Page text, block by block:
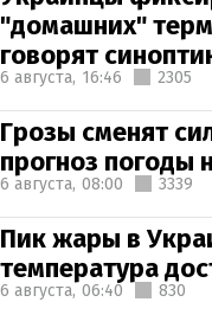
"домашних"
говорят
6 августа, 16:46 2305
Грозы сменят
прогноз погоды
6 августа, 08:00 3339
Пик жары в
температура
6 августа, 06:40 830